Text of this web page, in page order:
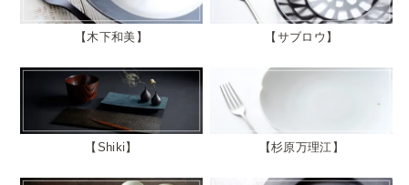
木下和美 サブロウ
Shiki 杉原万理江